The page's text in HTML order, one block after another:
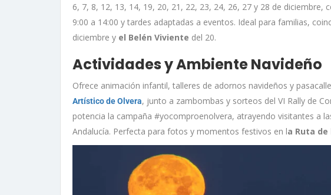
6, 7, 8, 12, 13, 14, 19, 20, 21, 22, 23, 24, 26, 27 y 28 de diciembre,
9:00 a 14:00 y tardes adaptadas a eventos. Ideal para familias,
diciembre y el Belén Viviente del 20.
Actividades y Ambiente Navideño
Ofrece animación infantil, talleres de adornos navideños y
Artístico de Olvera, junto a zambombas y sorteos del VI Rally de
potencia la campaña #yocomproenolvera, atrayendo visitantes a
Andalucía. Perfecta para fotos y momentos festivos en la Ruta de